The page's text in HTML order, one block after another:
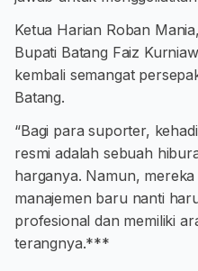
Ketua Harian Roban
Bupati Batang Faiz
kembali semangat
Batang.
“Bagi para suporter,
resmi adalah sebuah
harganya. Namun,
manajemen baru nanti
profesional dan memiliki
terangnya.***